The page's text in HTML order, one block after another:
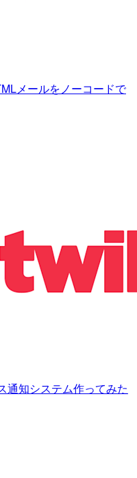
メールをノーコードで
通知システム作ってみた